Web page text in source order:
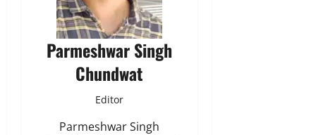
Parmeshwar Singh
Chundwat
Editor
Parmeshwar Singh